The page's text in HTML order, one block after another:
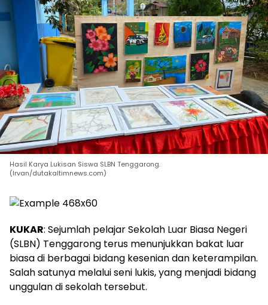
Hasil Karya Lukisan Siswa SLBN Tenggarong.
(Irvan/dutakaltimnews.com)
KUKAR: Sejumlah pelajar Sekolah Luar Biasa Negeri
(SLBN) Tenggarong terus menunjukkan bakat luar
biasa di berbagai bidang kesenian dan keterampilan.
Salah satunya melalui seni lukis, yang menjadi bidang
unggulan di sekolah tersebut.